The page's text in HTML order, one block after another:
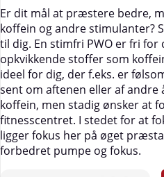
Er dit mål at præstere bedre,
koffein og andre stimulanter?
til dig. En stimfri PWO er fri
opkvikkende stoffer som
ideel for dig, der f.eks. er
sent om aftenen eller af andre
koffein, men stadig ønsker at
fitnesscentret. I stedet for at
ligger fokus her på øget
forbedret pumpe og fokus.